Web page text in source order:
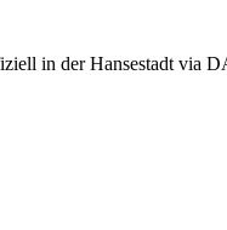
in der Hansestadt via